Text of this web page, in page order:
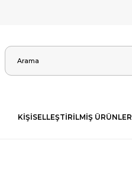
KİŞİSELLEŞTİRİLMİŞ ÜRÜNLER